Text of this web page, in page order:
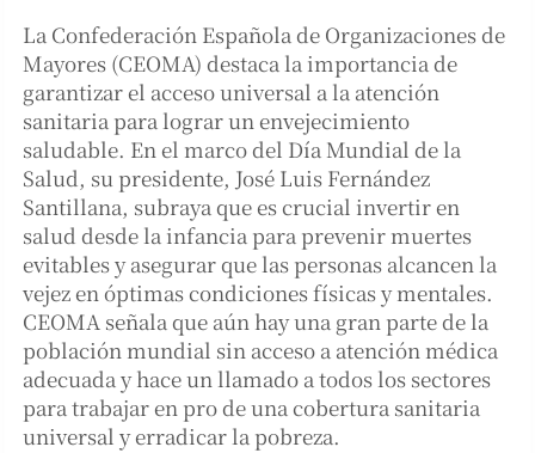
La Confederación Española de Organizaciones de
Mayores (CEOMA) destaca la importancia de
garantizar el acceso universal a la atención
sanitaria para lograr un envejecimiento
saludable. En el marco del Día Mundial de la
Salud, su presidente, José Luis Fernández
Santillana, subraya que es crucial invertir en
salud desde la infancia para prevenir muertes
evitables y asegurar que las personas alcancen la
vejez en óptimas condiciones físicas y mentales.
CEOMA señala que aún hay una gran parte de la
población mundial sin acceso a atención médica
adecuada y hace un llamado a todos los sectores
para trabajar en pro de una cobertura sanitaria
universal y erradicar la pobreza.